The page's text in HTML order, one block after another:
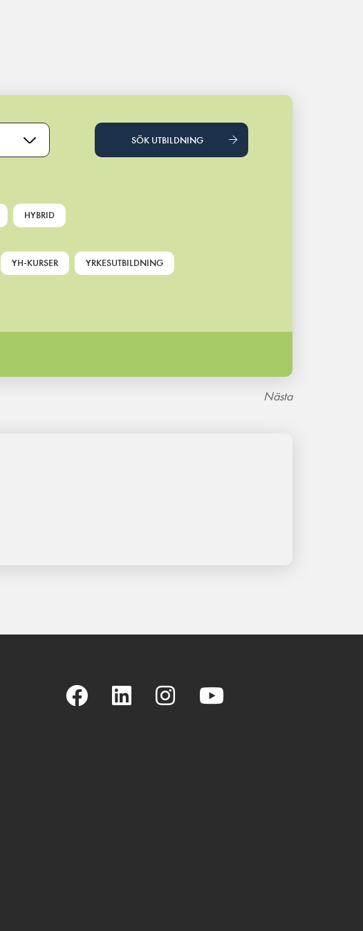
SÖK UTBILDNING
HYBRID
YH-KURSER YRKESUTBILDNING
Nästa